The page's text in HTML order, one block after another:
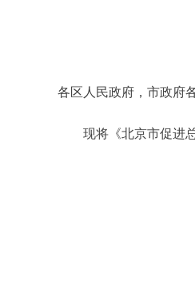
各区人民政府，市政府
现将《北京市促进总